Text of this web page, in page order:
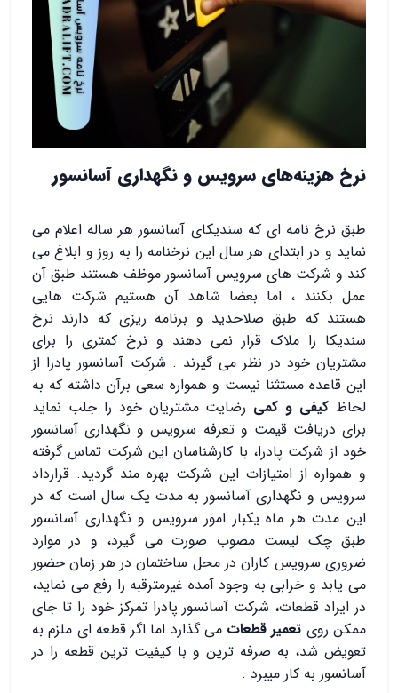
نرخ هزینه‌های سرویس و نگهداری آسانسور
طبق نرخ نامه ای که سندیکای آسانسور هر ساله اعلام می
نماید و در ابتدای هر سال این نرخنامه را به روز و ابلاغ می
کند و شرکت های سرویس آسانسور موظف هستند طبق آن
عمل بکنند ، اما بعضا شاهد آن هستیم شرکت هایی
هستند که طبق صلاحدید و برنامه ریزی که دارند نرخ
سندیکا را ملاک قرار نمی دهند و نرخ کمتری را برای
مشتریان خود در نظر می گیرند . شرکت آسانسور پادرا از
این قاعده مستثنا نیست و همواره سعی برآن داشته که به
لحاظ کیفی و کمی رضایت مشتریان خود را جلب نماید
برای دریافت قیمت و تعرفه سرویس و نگهداری آسانسور
خود از شرکت پادرا، با کارشناسان این شرکت تماس گرفته
و همواره از امتیازات این شرکت بهره مند گردید. قرارداد
سرویس و نگهداری آسانسور به مدت یک سال است که در
این مدت هر ماه یکبار امور سرویس و نگهداری آسانسور
طبق چک لیست مصوب صورت می گیرد، و در موارد
ضروری سرویس کاران در محل ساختمان در هر زمان حضور
می یابد و خرابی به وجود آمده غیرمترقبه را رفع می نماید،
در ایراد قطعات، شرکت آسانسور پادرا تمرکز خود را تا جای
ممکن روی تعمیر قطعات می گذارد اما اگر قطعه ای ملزم به
تعویض شد، به صرفه ترین و با کیفیت ترین قطعه را در
آسانسور به کار میبرد .